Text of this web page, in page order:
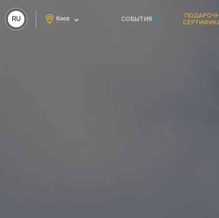
RU Киев СОБЫТИЯ